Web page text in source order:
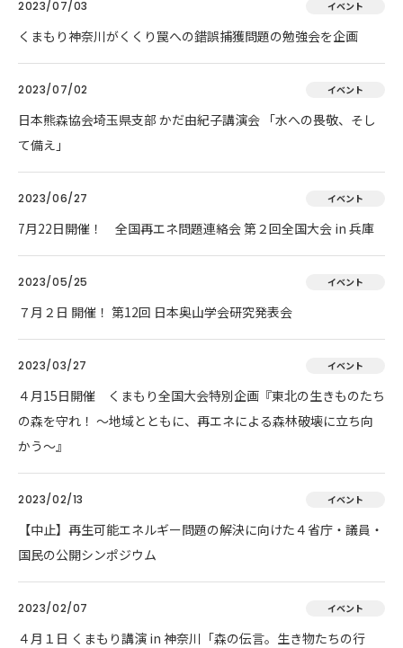
2023/07/03 イベント
くまもり神奈川がくくり罠への錯誤捕獲問題の勉強会を企画
2023/07/02 イベント
日本熊森協会埼玉県支部 かだ由紀子講演会 「水への畏敬、そし
て備え」
2023/06/27 イベント
7月22日開催！ 全国再エネ問題連絡会 第２回全国大会 in 兵庫
2023/05/25 イベント
７月２日 開催！ 第12回 日本奥山学会研究発表会
2023/03/27 イベント
４月15日開催 くまもり全国大会特別企画『東北の生きものたち
の森を守れ！ 〜地域とともに、再エネによる森林破壊に立ち向
かう〜』
2023/02/13 イベント
【中止】再生可能エネルギー問題の解決に向けた４省庁・議員・
国民の公開シンポジウム
2023/02/07 イベント
４月１日 くまもり講演 in 神奈川「森の伝言。生き物たちの行